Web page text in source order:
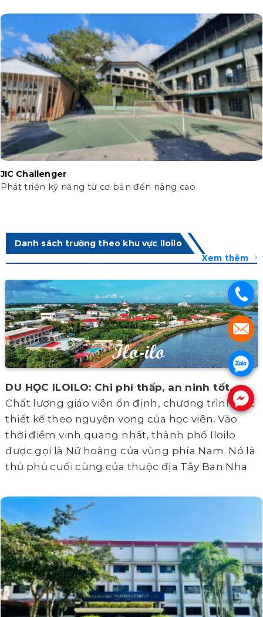
JIC Challenger
Phát triển kỹ năng từ cơ bản đến nâng cao
Danh sách trường theo khu vực Iloilo
Xem thêm
DU HỌC ILOILO: Chi phí thấp, an ninh tốt.
Chất lượng giáo viên ổn định, chương trình học
thiết kế theo nguyện vọng của học viên. Vào
thời điểm vinh quang nhất, thành phố Iloilo
được gọi là Nữ hoàng của vùng phía Nam. Nó là
thủ phủ cuối cùng của thuộc địa Tây Ban Nha
.
.
.
.